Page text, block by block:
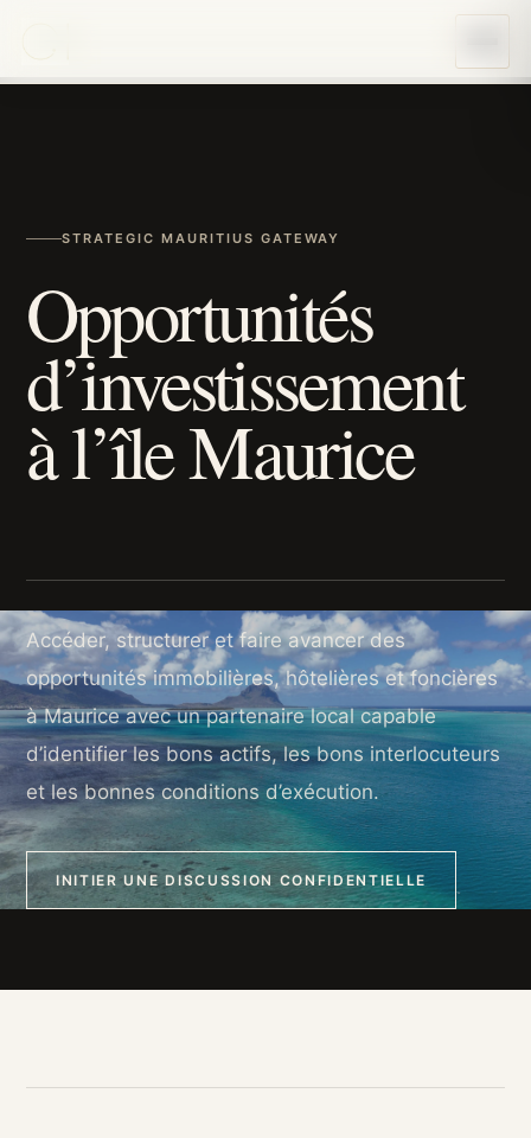
STRATEGIC MAURITIUS GATEWAY
Opportunités
d’investissement
à l’île Maurice
Accéder, structurer et faire avancer des
opportunités immobilières, hôtelières et foncières
à Maurice avec un partenaire local capable
d’identifier les bons actifs, les bons interlocuteurs
et les bonnes conditions d’exécution.
INITIER UNE DISCUSSION CONFIDENTIELLE